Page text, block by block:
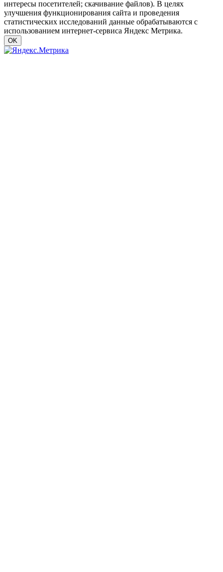
интересы посетителей; скачивание файлов). В целях
улучшения функционирования сайта и проведения
статистических исследований данные обрабатываются с
использованием интернет-сервиса Яндекс Метрика.
OK